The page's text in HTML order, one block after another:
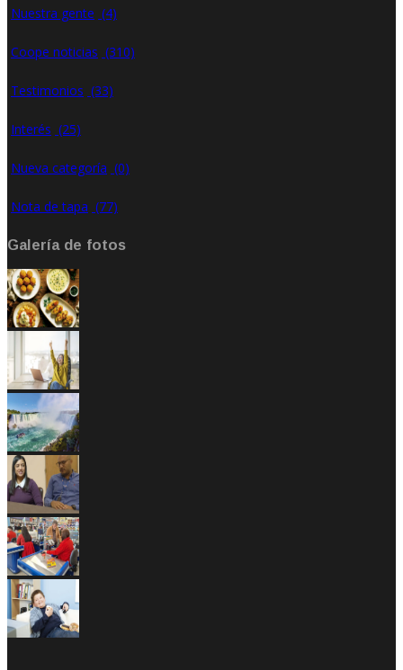
Nuestra gente (4)
Coope noticias (310)
Testimonios (33)
Interés (25)
Nueva categoría (0)
Nota de tapa (77)
Galería de fotos